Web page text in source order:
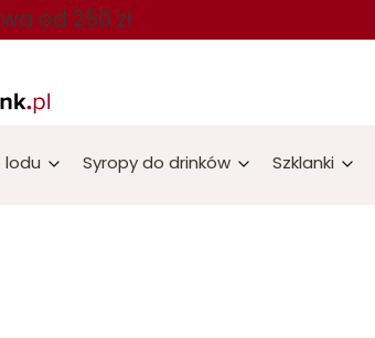
od 250 zł
lodu Syropy do drinków Szklanki